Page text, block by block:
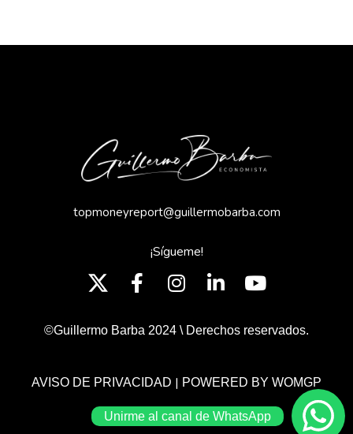
topmoneyreport@guillermobarba.com
¡Sígueme!
©Guillermo Barba 2024 \ Derechos reservados.
AVISO DE PRIVACIDAD | POWERED BY WOMGP
Unirme al canal de WhatsApp